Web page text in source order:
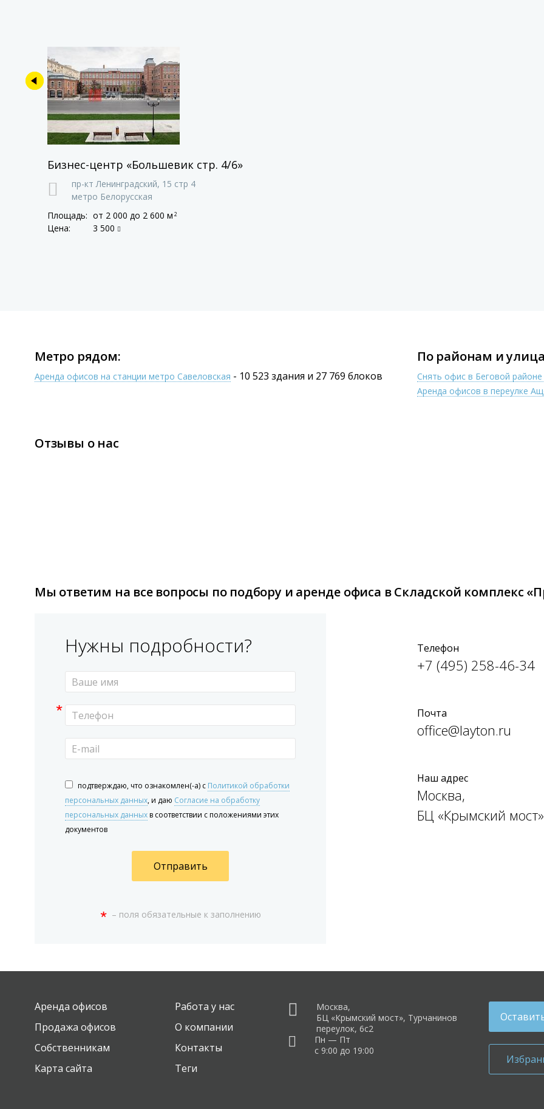
Бизнес-центр «Большевик стр. 4/6»
пр-кт Ленинградский, 15 стр 4
метро Белорусская
Площадь: от 2 000 до 2 600 м 2
Цена: 3 500
Метро рядом:
Аренда офисов на станции метро Савеловская - 10 523 здания и 27 769 блоков
По районам и
Снять офис в Беговой
Аренда офисов в переулке
Отзывы о нас
Мы ответим на все вопросы по подбору и аренде офиса в Складской комплекс
Нужны подробности?
*
подтверждаю, что ознакомлен(-а) с Политикой обработки
персональных данных, и даю Согласие на обработку
персональных данныхв соответствии с положениями этих
документов
Отправить
* – поля обязательные к заполнению
Телефон
+7 (495) 258-46-34
Почта
office@layton.ru
Наш адрес
Москва,
БЦ «Крымский
Аренда офисов
Продажа офисов
Собственникам
Карта сайта
Работа у нас
О компании
Контакты
Теги
Москва,
БЦ «Крымский мост», Турчанинов
переулок, 6с2
Пн — Пт
с 9:00 до 19:00